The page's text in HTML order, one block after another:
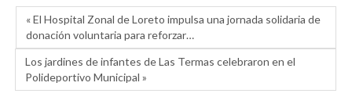
« El Hospital Zonal de Loreto impulsa una jornada solidaria de
donación voluntaria para reforzar…
Los jardines de infantes de Las Termas celebraron en el
Polideportivo Municipal »